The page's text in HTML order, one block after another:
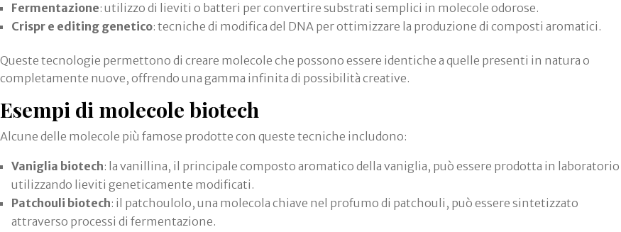
Fermentazione: utilizzo di lieviti o batteri per convertire substrati semplici in molecole odorose.
Crispr e editing genetico: tecniche di modifica del DNA per ottimizzare la produzione di composti aromatici.
Queste tecnologie permettono di creare molecole che possono essere identiche a quelle presenti in natura o
completamente nuove, offrendo una gamma infinita di possibilità creative.
Esempi di molecole biotech
Alcune delle molecole più famose prodotte con queste tecniche includono:
Vaniglia biotech: la vanillina, il principale composto aromatico della vaniglia, può essere prodotta in laboratorio
utilizzando lieviti geneticamente modificati.
Patchouli biotech: il patchoulolo, una molecola chiave nel profumo di patchouli, può essere sintetizzato
attraverso processi di fermentazione.